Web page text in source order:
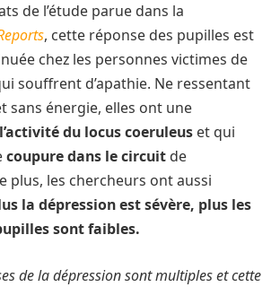
de l’étude parue dans la
, cette réponse des pupilles est
chez les personnes victimes de
souffrent d’apathie. Ne ressentant
sans énergie, elles ont une
du locus coeruleus et qui
coupure dans le circuit de
plus, les chercheurs ont aussi
la dépression est sévère, plus les
sont faibles.
de la dépression sont multiples et cette